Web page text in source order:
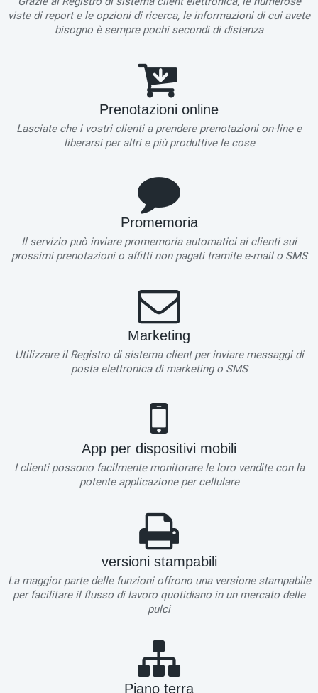
viste di report e le opzioni di ricerca, le informazioni di cui avete
bisogno è sempre pochi secondi di distanza
Prenotazioni online
Lasciate che i vostri clienti a prendere prenotazioni on-line e
liberarsi per altri e più produttive le cose
Promemoria
Il servizio può inviare promemoria automatici ai clienti sui
prossimi prenotazioni o affitti non pagati tramite e-mail o SMS
Marketing
Utilizzare il Registro di sistema client per inviare messaggi di
posta elettronica di marketing o SMS
App per dispositivi mobili
I clienti possono facilmente monitorare le loro vendite con la
potente applicazione per cellulare
versioni stampabili
La maggior parte delle funzioni offrono una versione stampabile
per facilitare il flusso di lavoro quotidiano in un mercato delle
pulci
Piano terra